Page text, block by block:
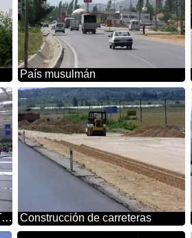
País musulmán
Terminal aeropuerto . Antalya, Turquía. Construcción de carreteras